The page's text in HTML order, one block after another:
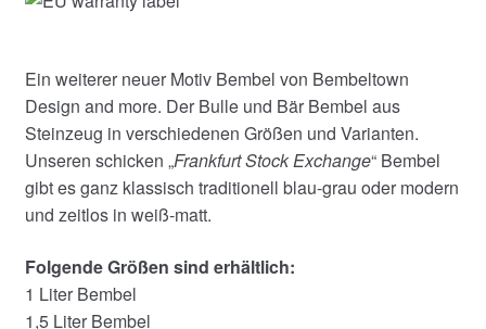
Ein weiterer neuer Motiv Bembel von Bembeltown
Design and more. Der Bulle und Bär Bembel aus
Steinzeug in verschiedenen Größen und Varianten.
Unseren schicken „Frankfurt Stock Exchange“ Bembel
gibt es ganz klassisch traditionell blau-grau oder modern
und zeitlos in weiß-matt.
Folgende Größen sind erhältlich:
1 Liter Bembel
1,5 Liter Bembel